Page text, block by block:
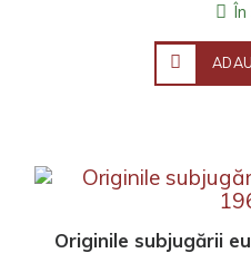
Originile subjugării